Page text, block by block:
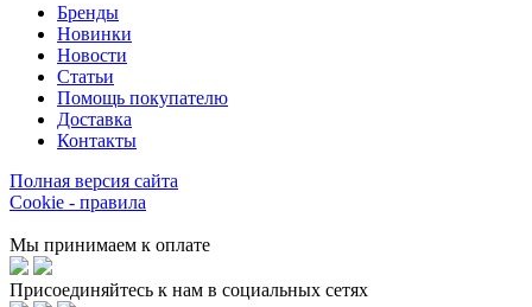
Бренды
Новинки
Новости
Статьи
Помощь покупателю
Доставка
Контакты
Полная версия сайта
Cookie - правила
Мы принимаем к оплате
Присоединяйтесь к нам в социальных сетях